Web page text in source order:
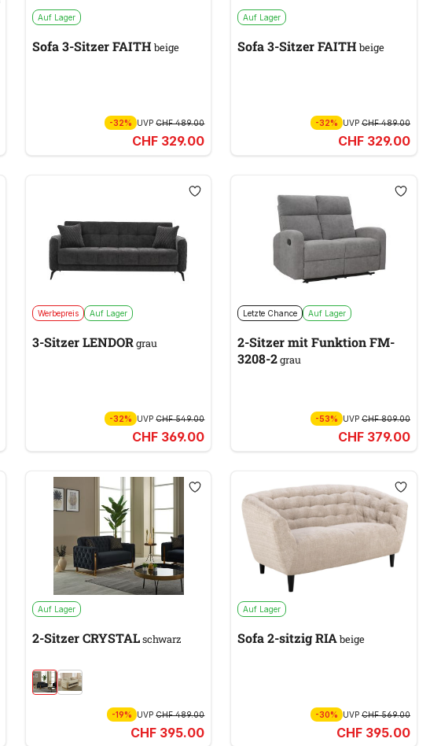
Auf Lager
Sofa 3-Sitzer FAITH beige
-32% UVPCHF 489.00
CHF 329.00
Auf Lager
Sofa 3-Sitzer FAITH beige
-32% UVP CHF 489.00
CHF 329.00
Werbepreis Auf Lager
3-Sitzer LENDORgrau
-32% UVPCHF 549.00
CHF 369.00
Letzte Chance Auf Lager
2-Sitzer mit Funktion FM-
3208-2grau
-53% UVP CHF 809.00
CHF 379.00
Auf Lager
2-Sitzer CRYSTALschwarz
-19% UVPCHF 489.00
CHF 395.00
Auf Lager
Sofa 2-sitzig RIAbeige
-30% UVP CHF 569.00
CHF 395.00